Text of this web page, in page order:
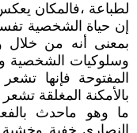
لطباعة ،فالمكان
إن حياة الشخصية
بمعنى أنه من
وسلوكيات الشخصية
المفتوحة فإنها
بالأمكنة المغلقة
ما وهو ماحدث